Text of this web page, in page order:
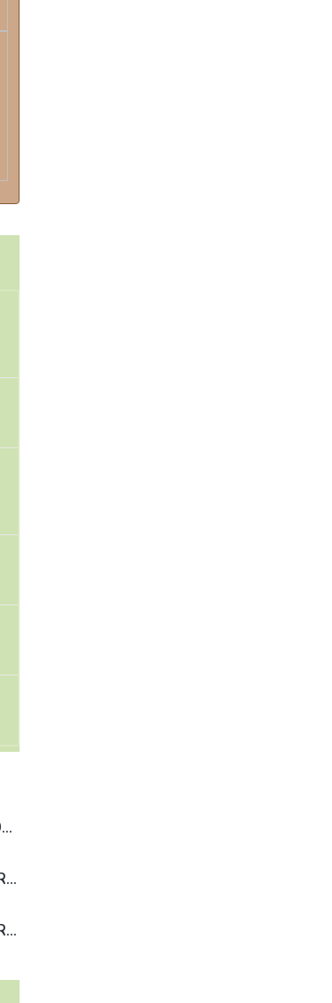
Guarová guma Natural Jihlava 100 g
Zelí kysané křimické 600 g ZELÁRNA LOBKOWICZ
Zelí kysané křimické 600 g ZELÁRNA LOBKOWICZ